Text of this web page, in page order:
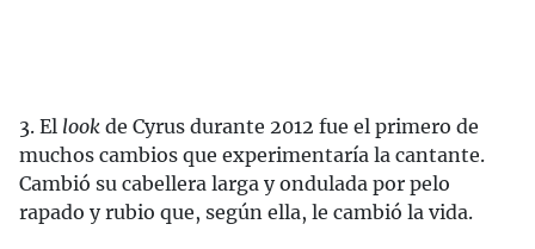
3. El look de Cyrus durante 2012 fue el primero de
muchos cambios que experimentaría la cantante.
Cambió su cabellera larga y ondulada por pelo
rapado y rubio que, según ella, le cambió la vida.